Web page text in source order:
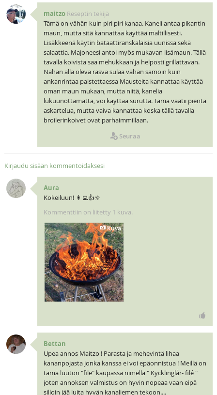
maitzo Reseptin tekijä
Tämä on vähän kuin piri piri kanaa. Kaneli antaa pikantin
maun, mutta sitä kannattaa käyttää maltillisesti.
Lisäkkeenä käytin bataattiranskalaisia uunissa sekä
salaattia. Majoneesi antoi myös mukavan lisämaun. Tällä
tavalla koivista saa mehukkaan ja helposti grillattavan.
Nahan alla oleva rasva sulaa vähän samoin kuin
ankanrintaa paistettaessa Mausteita kannattaa käyttää
oman maun mukaan, mutta niitä, kanelia
lukuunottamatta, voi käyttää surutta. Tämä vaatii pientä
askartelua, mutta vaiva kannattaa koska tällä tavalla
broilerinkoivet ovat parhaimmillaan.
Seuraa
Kirjaudu sisään kommentoidaksesi
Aura
Kokeiluun! 👩‍💻👍🔆
Kommenttiin on liitetty 1 kuva.
Kuva
Bettan
Upea annos Maitzo ! Parasta ja mehevintä lihaa
kananpojasta jonka kanssa ei voi epäonnistua ! Meillä on
tämä luuton "file" kaupassa nimellä " Kycklinglår- filé "
joten annoksen valmistus on hyvin nopeaa vaan eipä
silloin jää luita hyvän kanaliemen tekoon....